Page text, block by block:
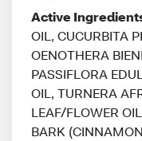
Active
OIL, CUCURBITA
OENOTHERA
PASSIFLORA
OIL, TURNERA
LEAF/FLOWER
BARK